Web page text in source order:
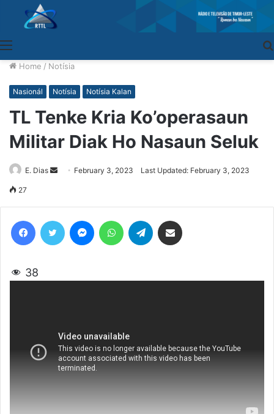
Home / Notísia
Nasionál Notísia Notísia Kalan
TL Tenke Kria Ko’operasaun
Militar Diak Ho Nasaun Seluk
E. Dias
SendFebruary 3, 2023 Last Updated: February 3, 2023
27
38